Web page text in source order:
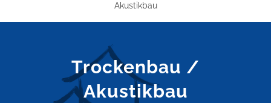
Akustikbau
Trockenbau /
Akustikbau